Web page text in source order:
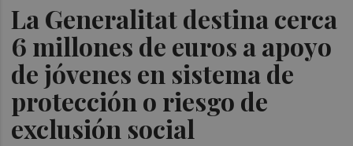
La Generalitat destina cerca
6 millones de euros a apoyo
de jóvenes en sistema de
protección o riesgo de
exclusión social